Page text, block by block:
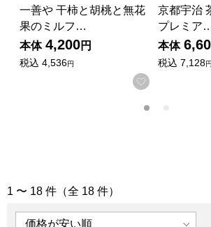
一善や 干柿と胡桃と無花
果のミルフ…
本体 4,200円
税込 4,536円
お気に入り
京都宇治
プレミア
本体
税込 7,128円
「洋菓子」の商品一覧
1 〜 18 件（全 18 件）
表示順